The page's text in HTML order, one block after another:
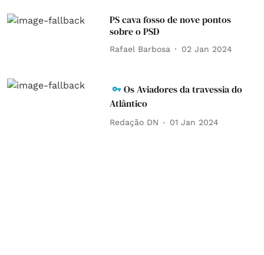
PS cava fosso de nove pontos
sobre o PSD
Rafael Barbosa 02 Jan 2024
Os Aviadores da travessia do
Atlântico
Redação DN 01 Jan 2024